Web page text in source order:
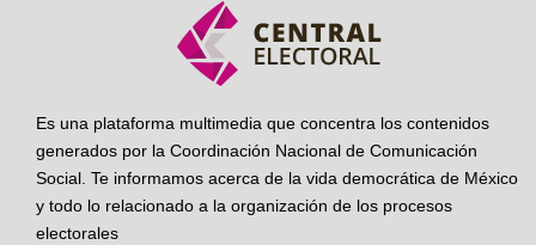
Es una plataforma multimedia que concentra los contenidos
generados por la Coordinación Nacional de Comunicación
Social. Te informamos acerca de la vida democrática de México
y todo lo relacionado a la organización de los procesos
electorales